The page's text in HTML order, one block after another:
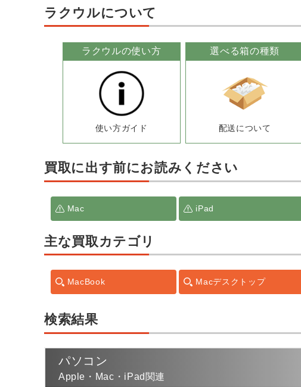
ラクウルについて
ラクウルの使い方
使い方ガイド
選べる箱の種類
配送について
買取に出す前にお読みください
Mac iPad
主な買取カテゴリ
MacBook Macデスクトップ
検索結果
パソコン
Apple・Mac・iPad関連